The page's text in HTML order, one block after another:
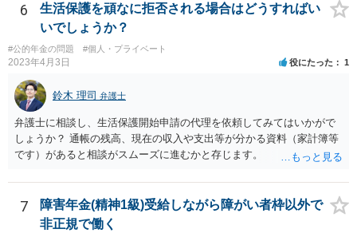
6
生活保護を頑なに拒否される場合はどうすればい
いでしょうか？
#公的年金の問題 #個人・プライベート
2023年4月3日 役にたった 1
鈴木 理司 弁護士
弁護士に相談し、生活保護開始申請の代理を依頼してみてはいかがで
しょうか？ 通帳の残高、現在の収入や支出等が分かる資料（家計簿等
です）があると相談がスムーズに進むかと存じます。
7
障害年金(精神1級)受給しながら障がい者枠以外で
非正規で働く